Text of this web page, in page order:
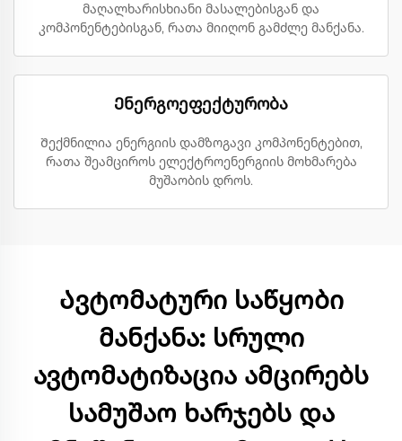
მაღალხარისხიანი მასალებისგან და
კომპონენტებისგან, რათა მიიღონ გამძლე მანქანა.
Ენერგოეფექტურობა
Შექმნილია ენერგიის დამზოგავი კომპონენტებით,
რათა შეამციროს ელექტროენერგიის მოხმარება
მუშაობის დროს.
Ავტომატური საწყობი
მანქანა: სრული
ავტომატიზაცია ამცირებს
სამუშაო ხარჯებს და